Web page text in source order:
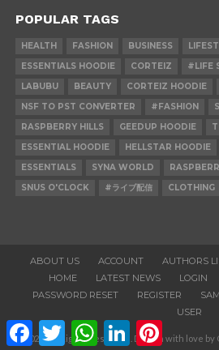
POPULAR TAGS
HEALTH FASHION BUSINESS
ESSENTIALS HOODIE
CORTEIZ #LIFE
LABUBU
BEAUTY CORTEIZ HOODIE
NSF TO PST CONVERTER
#FASHION
RASPBERRY HILLS
GEEDUP HOODIE
ESSENTIAL HOODIE
HELLSTAR HOODIE
ESSENTIALS
SYNA WORLD
SNUS O'CLOCK
#ライブ配信 CLOTHING
ABOUT US ACCOUNT AUTHORS
HOME
LATEST NEWS LOGIN
PASSWORD RESET
REGISTER
USER
© 2020. All Rights Reserved. Design with love by
FacebookTwitterWhatsApp
LinkedIn